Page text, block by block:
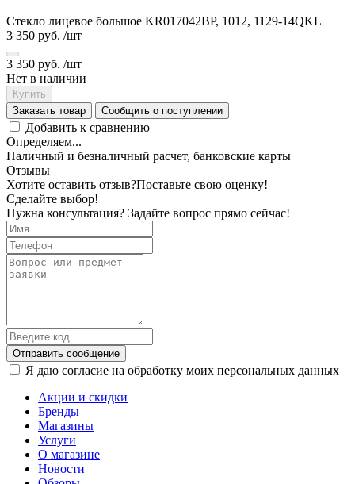
Стекло лицевое большое KR017042BP, 1012, 1129-14QKL
3 350 руб. /шт
3 350 руб. /шт
Нет в наличии
Купить
Заказать товар
Сообщить о поступлении
Добавить к сравнению
Определяем...
Наличный и безналичный расчет, банковские карты
Отзывы
Хотите оставить отзыв?Поставьте свою оценку!
Сделайте выбор!
Нужна консультация? Задайте вопрос прямо сейчас!
Отправить сообщение
Я даю согласие на обработку моих персональных данных
Акции и скидки
Бренды
Магазины
Услуги
О магазине
Новости